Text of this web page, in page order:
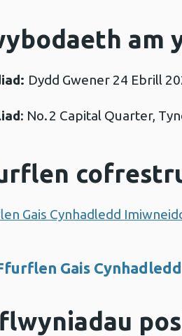
am
Dydd Gwener 24 Ebrill
: No. 2 Capital Quarter,
Gais Cynhadledd
Gais